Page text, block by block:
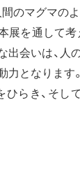
のマグマの
展を通して
会いは、人
となります
ひらき、そ